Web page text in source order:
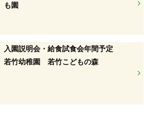
も園
入園説明会・給食試食会年間予定
若竹幼稚園 若竹こどもの森